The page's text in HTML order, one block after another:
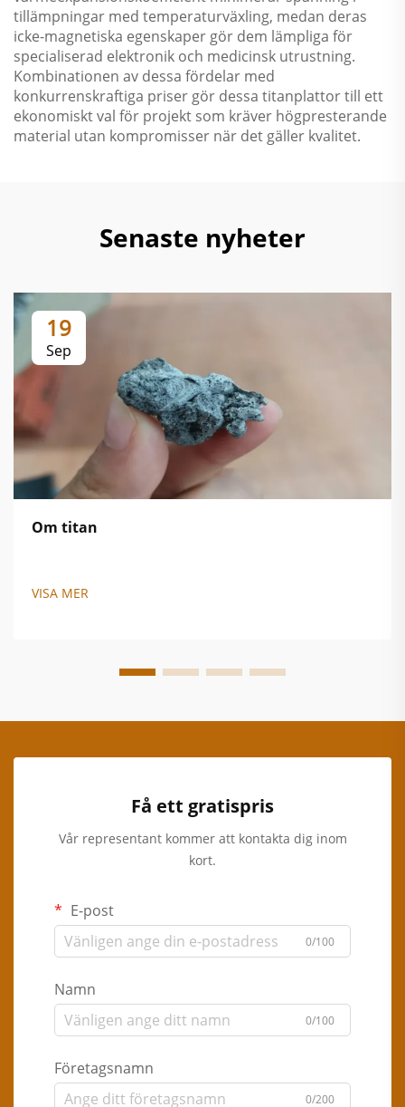
tillämpningar med temperaturväxling, medan deras
icke-magnetiska egenskaper gör dem lämpliga för
specialiserad elektronik och medicinsk utrustning.
Kombinationen av dessa fördelar med
konkurrenskraftiga priser gör dessa titanplattor till ett
ekonomiskt val för projekt som kräver högpresterande
material utan kompromisser när det gäller kvalitet.
Senaste nyheter
19
Sep
Om titan
VISA MER
Få ett gratispris
Vår representant kommer att kontakta dig inom
kort.
E-post
0/100
Namn
0/100
Företagsnamn
0/200